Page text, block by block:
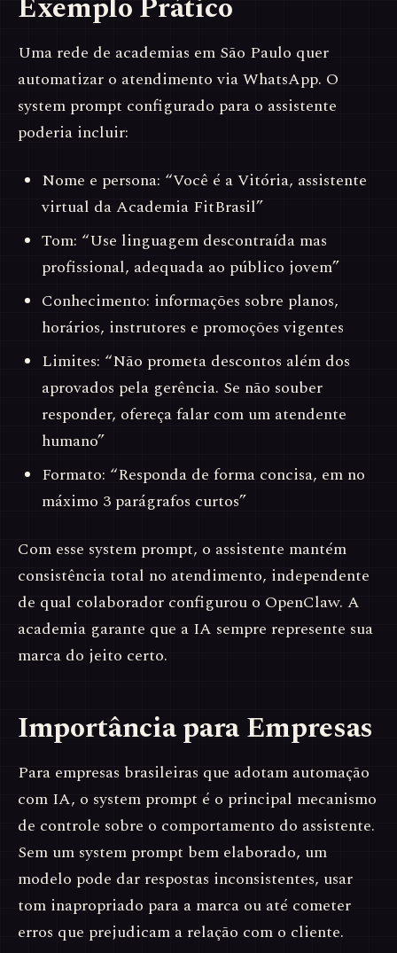
Uma rede de academias em São Paulo quer
automatizar o atendimento via WhatsApp. O
system prompt configurado para o assistente
poderia incluir:
Nome e persona: “Você é a Vitória, assistente
virtual da Academia FitBrasil”
Tom: “Use linguagem descontraída mas
profissional, adequada ao público jovem”
Conhecimento: informações sobre planos,
horários, instrutores e promoções vigentes
Limites: “Não prometa descontos além dos
aprovados pela gerência. Se não souber
responder, ofereça falar com um atendente
humano”
Formato: “Responda de forma concisa, em no
máximo 3 parágrafos curtos”
Com esse system prompt, o assistente mantém
consistência total no atendimento, independente
de qual colaborador configurou o OpenClaw. A
academia garante que a IA sempre represente sua
marca do jeito certo.
Importância para Empresas
Para empresas brasileiras que adotam automação
com IA, o system prompt é o principal mecanismo
de controle sobre o comportamento do assistente.
Sem um system prompt bem elaborado, um
modelo pode dar respostas inconsistentes, usar
tom inapropriado para a marca ou até cometer
erros que prejudicam a relação com o cliente.